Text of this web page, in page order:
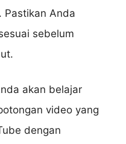
Pastikan Anda
sebelum
akan belajar
video yang
dengan